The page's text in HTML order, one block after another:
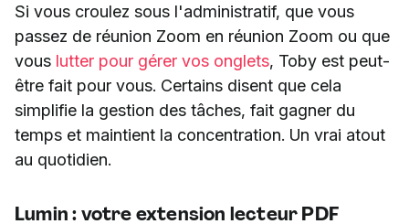
Si vous croulez sous l'administratif, que vous
passez de réunion Zoom en réunion Zoom ou que
vous lutter pour gérer vos onglets, Toby est peut-
être fait pour vous. Certains disent que cela
simplifie la gestion des tâches, fait gagner du
temps et maintient la concentration. Un vrai atout
au quotidien.
Lumin : votre extension lecteur PDF